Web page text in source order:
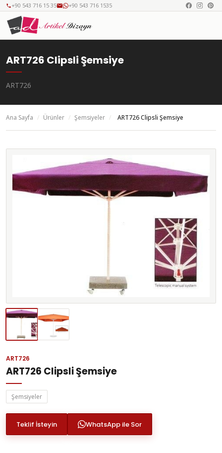
+90 543 716 15 35 +90 543 716 1535
ART726 Clipsli Şemsiye
ART726
Ana Sayfa / Ürünler / Şemsiyeler / ART726 Clipsli Şemsiye
ART726
ART726 Clipsli Şemsiye
Şemsiyeler
Teklif İsteyin WhatsApp ile Sor